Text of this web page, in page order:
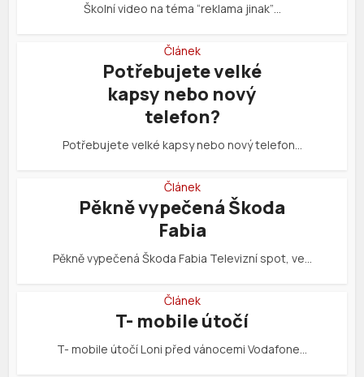
Školní video na téma “reklama jinak”…
Článek
Potřebujete velké
kapsy nebo nový
telefon?
Potřebujete velké kapsy nebo nový telefon…
Článek
Pěkně vypečená Škoda
Fabia
Pěkně vypečená Škoda Fabia Televizní spot, ve…
Článek
T- mobile útočí
T- mobile útočí Loni před vánocemi Vodafone…